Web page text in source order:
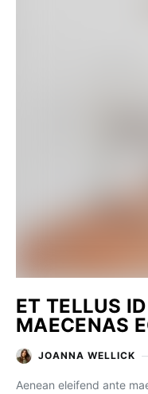
ET TELLUS
MAECENAS
JOANNA WELLICK
Aenean eleifend ante